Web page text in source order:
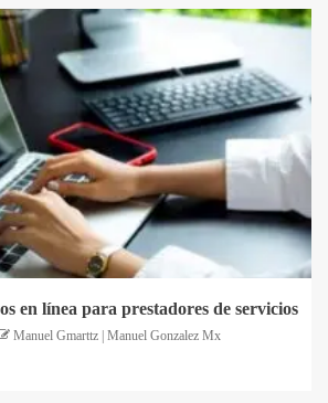
en línea para prestadores de servicios
Manuel Gmarttz | Manuel Gonzalez Mx